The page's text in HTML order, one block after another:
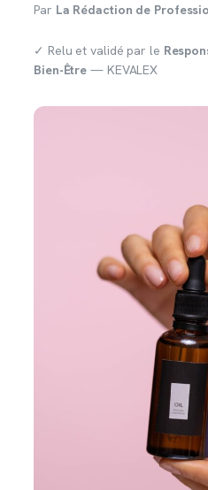
Par La Rédaction de
✓ Relu et validé par le
Bien-Être — KEVALEX